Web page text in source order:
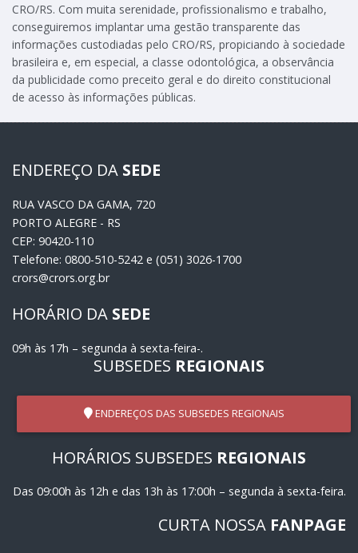
CRO/RS. Com muita serenidade, profissionalismo e trabalho,
conseguiremos implantar uma gestão transparente das
informações custodiadas pelo CRO/RS, propiciando à sociedade
brasileira e, em especial, a classe odontológica, a observância
da publicidade como preceito geral e do direito constitucional
de acesso às informações públicas.
ENDEREÇO DA SEDE
RUA VASCO DA GAMA, 720
PORTO ALEGRE - RS
CEP: 90420-110
Telefone: 0800-510-5242 e (051) 3026-1700
crors@crors.org.br
HORÁRIO DA SEDE
09h às 17h – segunda à sexta-feira-.
SUBSEDES REGIONAIS
ENDEREÇOS DAS SUBSEDES REGIONAIS
HORÁRIOS SUBSEDES REGIONAIS
Das 09:00h às 12h e das 13h às 17:00h – segunda à sexta-feira.
CURTA NOSSA FANPAGE